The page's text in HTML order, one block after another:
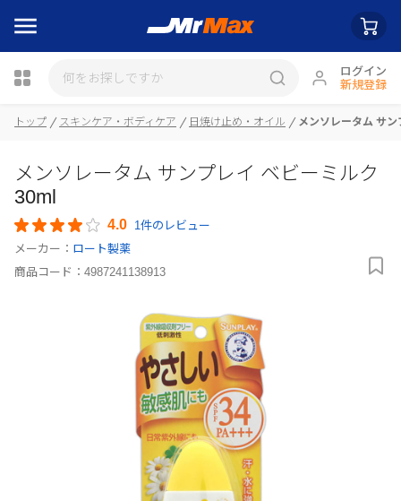
ログイン
新規登録
トップ スキンケア・ボディケア 日焼け止め・オイル メンソレータム サ
メンソレータム サンプレイ ベビーミルク
30ml
4.0 1件のレビュー
メーカー： ロート製薬
商品コード： 4987241138913